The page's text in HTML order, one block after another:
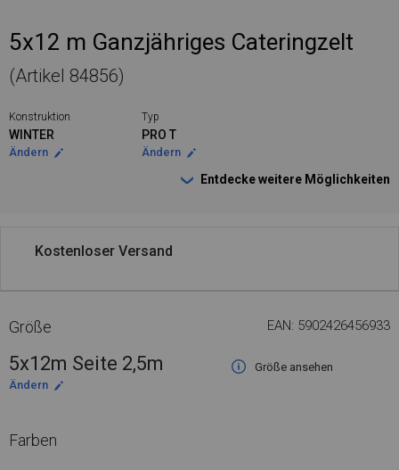
5x12 m Ganzjähriges Cateringzelt
(Artikel 84856)
Konstruktion
WINTER
Ändern
Typ
PRO T
Ändern
Entdecke weitere Möglichkeiten
Kostenloser Versand
Größe EAN: 5902426456933
5x12m Seite 2,5m
Größe ansehen
Ändern
Farben